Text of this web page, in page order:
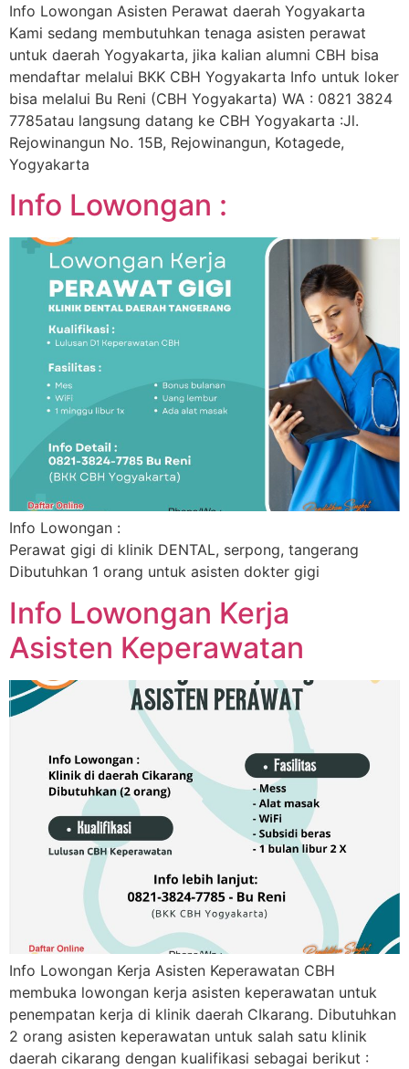
Info Lowongan Asisten Perawat daerah Yogyakarta
Kami sedang membutuhkan tenaga asisten perawat
untuk daerah Yogyakarta, jika kalian alumni CBH bisa
mendaftar melalui BKK CBH Yogyakarta Info untuk loker
bisa melalui Bu Reni (CBH Yogyakarta) WA : 0821 3824
7785atau langsung datang ke CBH Yogyakarta :Jl.
Rejowinangun No. 15B, Rejowinangun, Kotagede,
Yogyakarta
Info Lowongan :
Info Lowongan :
Perawat gigi di klinik DENTAL, serpong, tangerang
Dibutuhkan 1 orang untuk asisten dokter gigi
Info Lowongan Kerja
Asisten Keperawatan​
Info Lowongan Kerja Asisten Keperawatan CBH
membuka lowongan kerja asisten keperawatan untuk
penempatan kerja di klinik daerah CIkarang. Dibutuhkan
2 orang asisten keperawatan untuk salah satu klinik
daerah cikarang dengan kualifikasi sebagai berikut :